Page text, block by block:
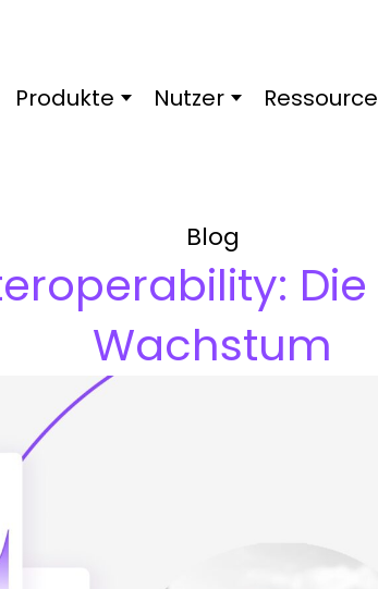
Produkte Nutzer
Blog
Wachstum